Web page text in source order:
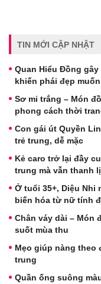
TIN MỚI CẬP NHẬT
Quan Hiểu Đồng
khiến phái đẹp
Sơ mi trắng – Món
phong cách thời
Con gái út Quyền
trẻ trung, dễ mặc
Kẻ caro trở lại đầy
trung mà vẫn thanh
Ở tuổi 35+, Diệu Nhi
biến hóa từ nữ tính
Chân váy dài – Món
suốt mùa thu
Mẹo giúp nàng theo
trung
Quần ống suông